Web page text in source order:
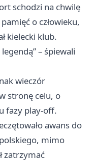
schodzi na chwilę
o człowieku,
kielecki klub.
– śpiewali
wieczór
stronę celu, o
fazy play-off.
awans do
, mimo
zatrzymać